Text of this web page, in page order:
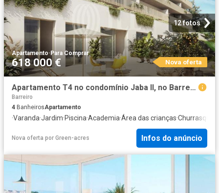
12 fotos
Apartamento· Para Comprar
618 000 € Nova oferta
Apartamento T4 no condomínio Jaba II, no Barreiro 0m² Barreiro e Verderena
Barreiro
4 BanheirosApartamento
·Varanda·Jardim·Piscina·Academia·Área das crianças·
Nova oferta por Green-acres Infos do anúncio